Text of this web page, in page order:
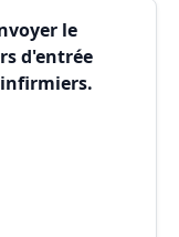
le
d'entrée